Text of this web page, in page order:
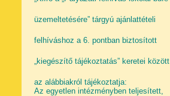
üzemeltetésére” tárgyú ajánlattételi
felhíváshoz a 6. pontban biztosított
„kiegészítő tájékoztatás” keretei között
az alábbiakról tájékoztatja:
Az egyetlen intézményben teljesített,